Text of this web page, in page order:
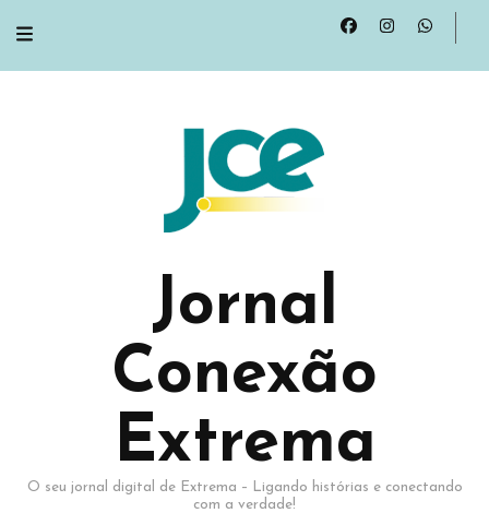
Jornal
Conexão
Extrema
O seu jornal digital de Extrema – Ligando histórias e conectando
com a verdade!